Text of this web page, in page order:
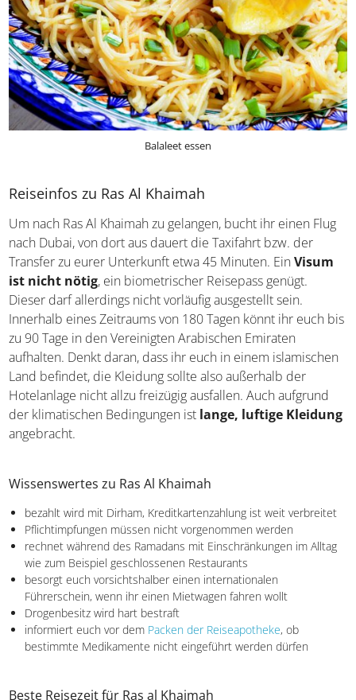
Balaleet essen
Reiseinfos zu Ras Al Khaimah
Um nach Ras Al Khaimah zu gelangen, bucht ihr einen Flug
nach Dubai, von dort aus dauert die Taxifahrt bzw. der
Transfer zu eurer Unterkunft etwa 45 Minuten. EinVisum
ist nicht nötig, ein biometrischer Reisepass genügt.
Dieser darf allerdings nicht vorläufig ausgestellt sein.
Innerhalb eines Zeitraums von 180 Tagen könnt ihr euch bis
zu 90 Tage in den Vereinigten Arabischen Emiraten
aufhalten. Denkt daran, dass ihr euch in einem islamischen
Land befindet, die Kleidung sollte also außerhalb der
Hotelanlage nicht allzu freizügig ausfallen. Auch aufgrund
der klimatischen Bedingungen ist lange, luftige Kleidung
angebracht.
Wissenswertes zu Ras Al Khaimah
bezahlt wird mit Dirham, Kreditkartenzahlung ist weit verbreitet
Pflichtimpfungen müssen nicht vorgenommen werden
rechnet während des Ramadans mit Einschränkungen im Alltag
wie zum Beispiel geschlossenen Restaurants
besorgt euch vorsichtshalber einen internationalen
Führerschein, wenn ihr einen Mietwagen fahren wollt
Drogenbesitz wird hart bestraft
informiert euch vor dem Packen der Reiseapotheke, ob
bestimmte Medikamente nicht eingeführt werden dürfen
Beste Reisezeit für Ras al Khaimah